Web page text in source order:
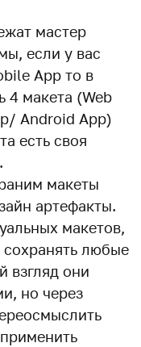
мастер
если у вас
App то в
4 макета (Web
Android App)
есть своя
макеты
артефакты.
макетов,
любые
взгляд они
но через